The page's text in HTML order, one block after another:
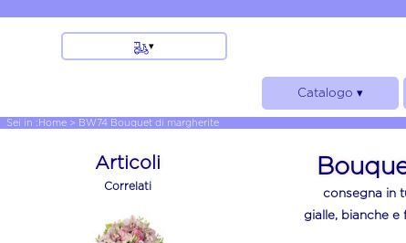
▾
Napoli
Roma
Torino
Francia e Corsica
Catalogo ▾
Funebre
Composizioni e Cesti
Piante
Sei in :Home > BW74 Bouquet di margherite
Articoli
Correlati
consegna in
gialle, bianche